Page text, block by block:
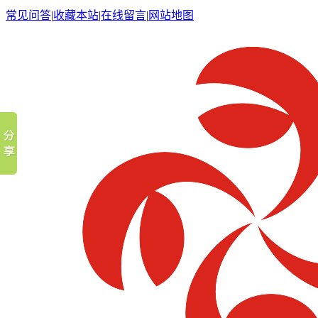
常见问答|收藏本站|在线留言| 网站地图